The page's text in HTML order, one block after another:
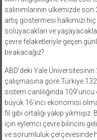
salınımlarının ülkemizde
artış göstermesi halkımızı
soluyacakları ve
çevre felaketleriyle geçen
bırakacağız?
ABD’deki Yale Üniversitesinin
çalışmasına göre Türkiye
sistem canlılığında
büyük 16’ıncı ekonomisi
fil gibi ortalığı yakıp
için eylemci çevre bilincini
ve sorumluluk çerçevesinde